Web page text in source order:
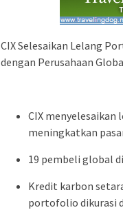
CIX Selesaikan Lelang
dengan Perusahaan
CIX
meningkatkan
19 pembeli global
Kredit karbon
portofolio dikurasi